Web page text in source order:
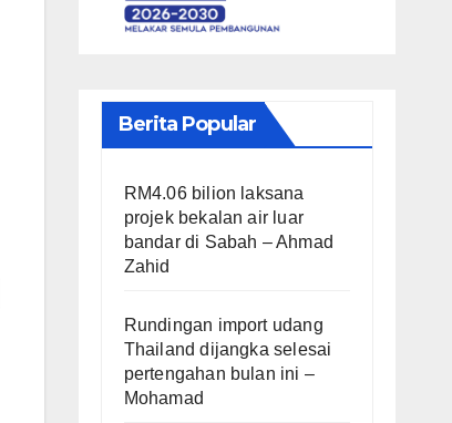
Berita Popular
RM4.06 bilion laksana
projek bekalan air luar
bandar di Sabah – Ahmad
Zahid
Rundingan import udang
Thailand dijangka selesai
pertengahan bulan ini –
Mohamad